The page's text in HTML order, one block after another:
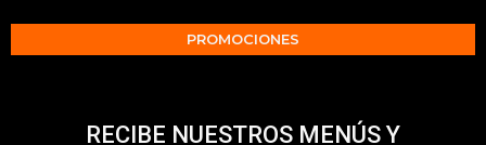
PROMOCIONES
RECIBE NUESTROS MENÚS Y